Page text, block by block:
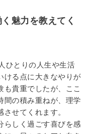
魅力を教えてく
ひとりの人生や生活
ける点に大きなやりが
貴重でしたが、ここ
間の積み重ねが、理学
せてくれます。
らしく過ごす喜びを感